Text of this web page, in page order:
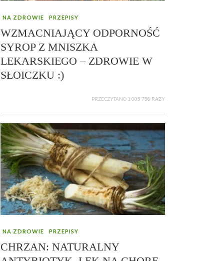
NA ZDROWIE PRZEPISY
WZMACNIAJĄCY ODPORNOŚĆ
SYROP Z MNISZKA
LEKARSKIEGO – ZDROWIE W
SŁOICZKU :)
PRZECZYTANO 1 005 758 RAZY
NA ZDROWIE PRZEPISY
CHRZAN: NATURALNY